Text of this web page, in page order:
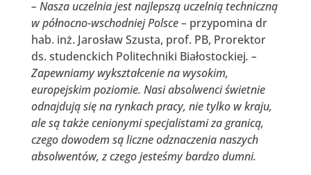
– Nasza uczelnia jest najlepszą uczelnią techniczną
w północno-wschodniej Polsce – przypomina dr
hab. inż. Jarosław Szusta, prof. PB, Prorektor
ds. studenckich Politechniki Białostockiej. –
Zapewniamy wykształcenie na wysokim,
europejskim poziomie. Nasi absolwenci świetnie
odnajdują się na rynkach pracy, nie tylko w kraju,
ale są także cenionymi specjalistami za granicą,
czego dowodem są liczne odznaczenia naszych
absolwentów, z czego jesteśmy bardzo dumni.